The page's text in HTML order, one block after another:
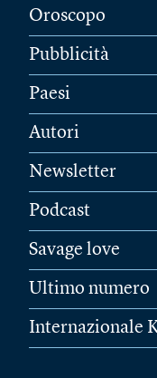
Oroscopo
Pubblicità
Paesi
Autori
Newsletter
Podcast
Savage love
Ultimo numero
Internazionale